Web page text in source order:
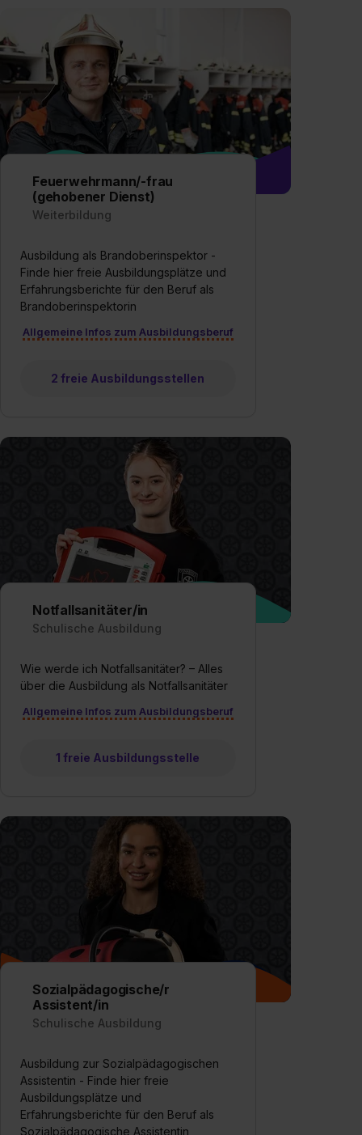
Feuerwehrmann/-frau
(gehobener Dienst)
Weiterbildung
Ausbildung als Brandoberinspektor -
Finde hier freie Ausbildungsplätze und
Erfahrungsberichte für den Beruf als
Brandoberinspektorin
Allgemeine Infos zum Ausbildungsberuf
2 freie Ausbildungsstellen
Notfallsanitäter/in
Schulische Ausbildung
Wie werde ich Notfallsanitäter? – Alles
über die Ausbildung als Notfallsanitäter
Allgemeine Infos zum Ausbildungsberuf
1 freie Ausbildungsstelle
Sozialpädagogische/r
Assistent/in
Schulische Ausbildung
Ausbildung zur Sozialpädagogischen
Assistentin - Finde hier freie
Ausbildungsplätze und
Erfahrungsberichte für den Beruf als
Sozialpädagogische Assistentin